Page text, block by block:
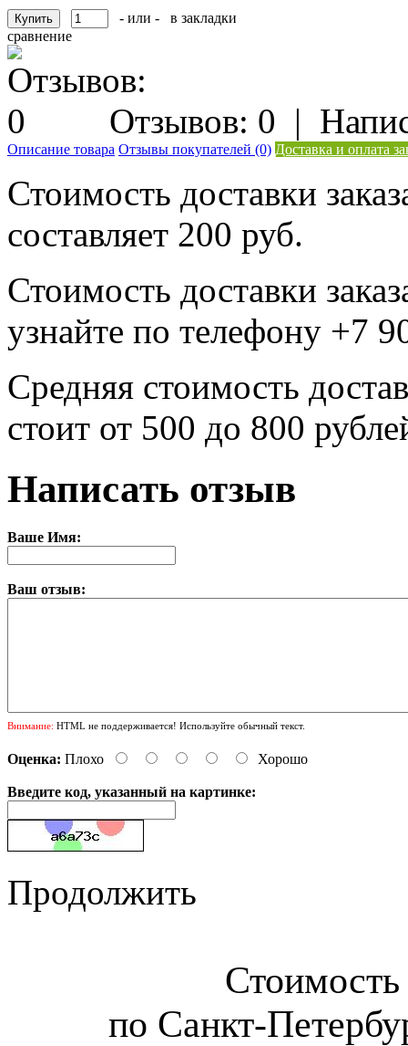
- или -
в закладки
сравнение
Отзывов: 0 |
Описание товара Отзывы покупателей (0) Доставка и оплата
Стоимость доставки
составляет 200 руб.
Стоимость доставки
узнайте по телефону +7
Средняя стоимость
стоит от 500 до 800
Написать отзыв
Ваше Имя:
Ваш отзыв:
Внимание: HTML не поддерживается! Используйте обычный текст.
Оценка: Плохо Хорошо
Введите код, указанный на картинке:
Продолжить
Стоимость
по Санкт-